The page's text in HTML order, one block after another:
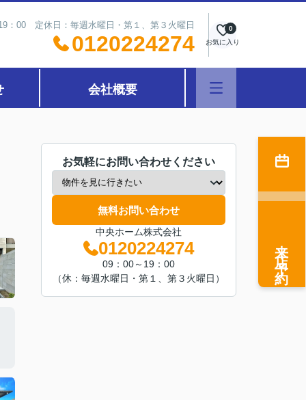
：00 定休日：毎週水曜日・第１、第３火曜日
0120224274 お気に入り
0
会社概要
お気軽にお問い合わせください
無料お問い合わせ
中央ホーム株式会社
0120224274
09：00～19：00
（休：毎週水曜日・第１、第３火曜日）
来店予約